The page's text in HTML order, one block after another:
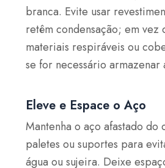
branca. Evite usar
retêm condensação; em
materiais respiráveis ou
se for necessário armazenar
Eleve e Espace o Aço
Mantenha o aço afastado do
paletes ou suportes para
água ou sujeira. Deixe